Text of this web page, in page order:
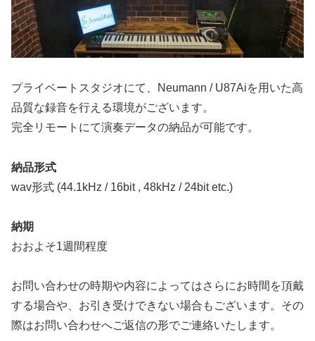
プライベートスタジオにて、Neumann / U87Aiを用いた高
品質な録音を行える環境がございます。
完全リモートにて演奏データの納品が可能です。
納品形式
wav形式 (44.1kHz / 16bit , 48kHz / 24bit etc.)
納期
おおよそ1週間程度
お問い合わせの時期や内容によってはさらにお時間を頂戴
する場合や、お引き受けできない場合もございます。その
際はお問い合わせへご返信の形でご連絡いたします。